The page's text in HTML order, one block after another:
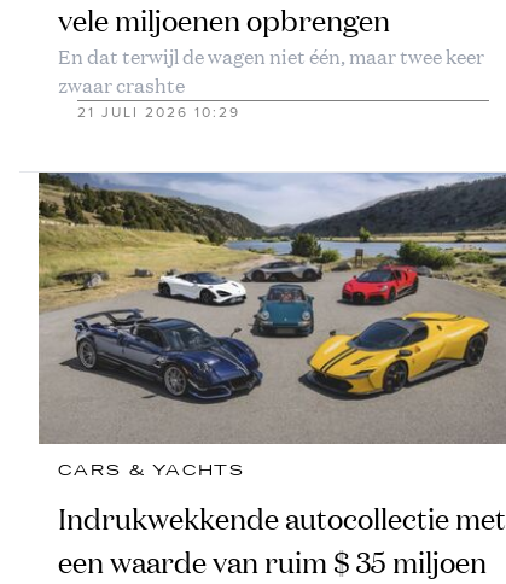
vele miljoenen opbrengen
En dat terwijl de wagen niet één, maar twee keer
zwaar crashte
21 JULI 2026 10:29
CARS & YACHTS
Indrukwekkende autocollectie met
een waarde van ruim $ 35 miljoen